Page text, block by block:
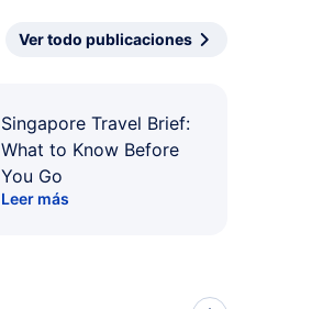
Ver todo publicaciones
Singapore Travel Brief:
What to Know Before
You Go
Leer más